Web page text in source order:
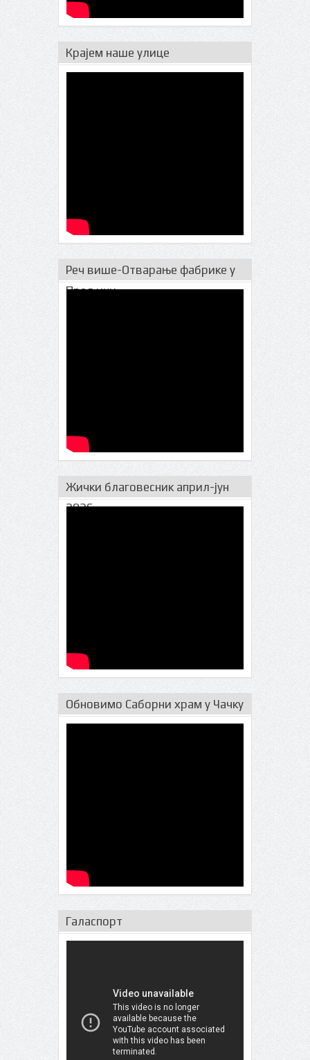
Крајем наше улице
Реч више-Отварање фабрике у
Прељини
Жички благовесник април-јун
2026.
Обновимо Саборни храм у Чачку
Галаспорт